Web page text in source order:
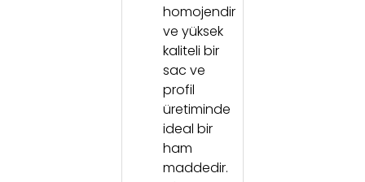
homojendir
ve yüksek
kaliteli bir
sac ve
profil
üretiminde
ideal bir
ham
maddedir.